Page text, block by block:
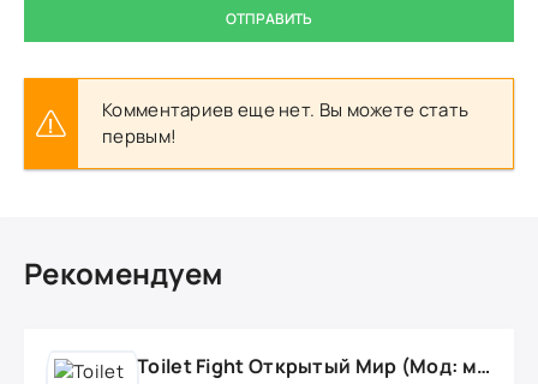
ОТПРАВИТЬ
Комментариев еще нет. Вы можете стать
первым!
Рекомендуем
Toilet Fight Открытый Мир (Мод: много чипов, денег, все открыто, бессмертие, урон, 50+ читов)